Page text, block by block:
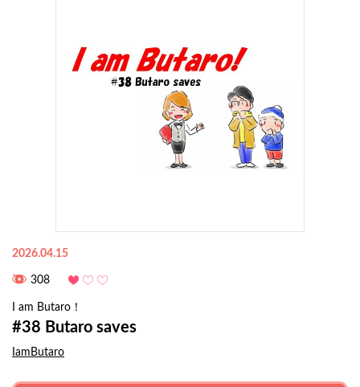
2026.04.15
308
I am Butaro！
#38 Butaro saves
IamButaro